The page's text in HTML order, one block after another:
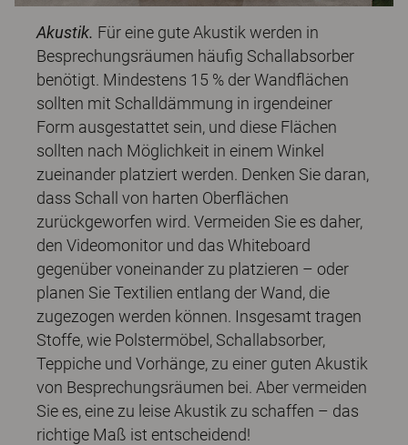
Akustik. Für eine gute Akustik werden in
Besprechungsräumen häufig Schallabsorber
benötigt. Mindestens 15 % der Wandflächen
sollten mit Schalldämmung in irgendeiner
Form ausgestattet sein, und diese Flächen
sollten nach Möglichkeit in einem Winkel
zueinander platziert werden. Denken Sie daran,
dass Schall von harten Oberflächen
zurückgeworfen wird. Vermeiden Sie es daher,
den Videomonitor und das Whiteboard
gegenüber voneinander zu platzieren – oder
planen Sie Textilien entlang der Wand, die
zugezogen werden können. Insgesamt tragen
Stoffe, wie Polstermöbel, Schallabsorber,
Teppiche und Vorhänge, zu einer guten Akustik
von Besprechungsräumen bei. Aber vermeiden
Sie es, eine zu leise Akustik zu schaffen – das
richtige Maß ist entscheidend!